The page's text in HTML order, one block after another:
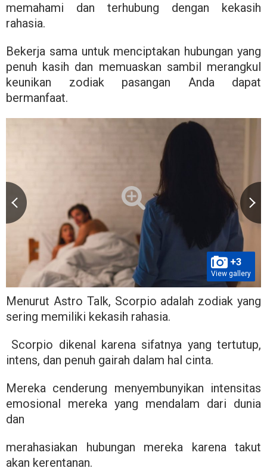
memahami dan terhubung dengan kekasih
rahasia.
Bekerja sama untuk menciptakan hubungan yang
penuh kasih dan memuaskan sambil merangkul
keunikan zodiak pasangan Anda dapat
bermanfaat.
+3
View gallery
Menurut Astro Talk, Scorpio adalah zodiak yang
sering memiliki kekasih rahasia.
Scorpio dikenal karena sifatnya yang tertutup,
intens, dan penuh gairah dalam hal cinta.
Mereka cenderung menyembunyikan intensitas
emosional mereka yang mendalam dari dunia
dan
merahasiakan hubungan mereka karena takut
akan kerentanan.